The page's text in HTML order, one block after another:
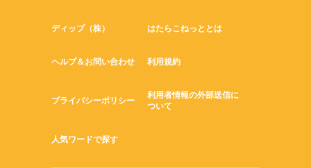
ディップ（株） はたらこねっととは
ヘルプ＆お問い合わせ 利用規約
プライバシーポリシー
利用者情報の外部送信に
ついて
人気ワードで探す